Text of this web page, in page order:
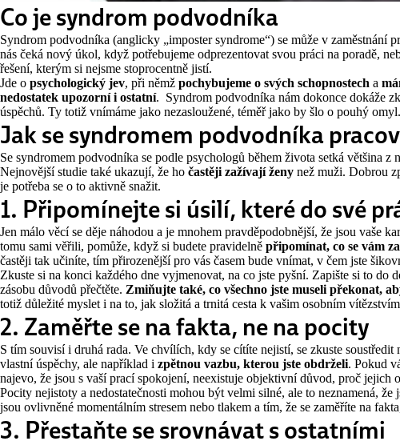
Co je syndrom podvodníka
Syndrom podvodníka (anglicky „imposter syndrome“) se může v zaměstnání
nás čeká nový úkol, když potřebujeme odprezentovat svou práci na poradě,
řešení, kterým si nejsme stoprocentně jistí.
Jde o psychologický jev, při němž pochybujeme o svých schopnostech a
nedostatek upozorní i ostatní. Syndrom podvodníka nám dokonce dokáže
úspěchů. Ty totiž vnímáme jako nezasloužené, téměř jako by šlo o pouhý omyl.
Jak se syndromem podvodníka
Se syndromem podvodníka se podle psychologů během života setká většina z
Nejnovější studie také ukazují, že ho častěji zažívají ženy než muži. Dobrou
je potřeba se o to aktivně snažit.
1. Připomínejte si úsilí, které do své
Jen málo věcí se děje náhodou a je mnohem pravděpodobnější, že jsou vaše
tomu sami věřili, pomůže, když si budete pravidelně připomínat, co se vám
častěji tak učiníte, tím přirozenější pro vás časem bude vnímat, v čem jste
Zkuste si na konci každého dne vyjmenovat, na co jste pyšní. Zapište si to do
zásobu důvodů přečtěte. Zmiňujte také, co všechno jste museli překonat,
totiž důležité myslet i na to, jak složitá a trnitá cesta k vašim osobním
2. Zaměřte se na fakta, ne na pocity
S tím souvisí i druhá rada. Ve chvílích, kdy se cítíte nejistí, se zkuste soustředit
vlastní úspěchy, ale například i zpětnou vazbu, kterou jste obdrželi. Pokud
najevo, že jsou s vaší prací spokojení, neexistuje objektivní důvod, proč jejich
Pocity nejistoty a nedostatečnosti mohou být velmi silné, ale to neznamená, že
jsou ovlivněné momentálním stresem nebo tlakem a tím, že se zaměříte na
3. Přestaňte se srovnávat s ostatními